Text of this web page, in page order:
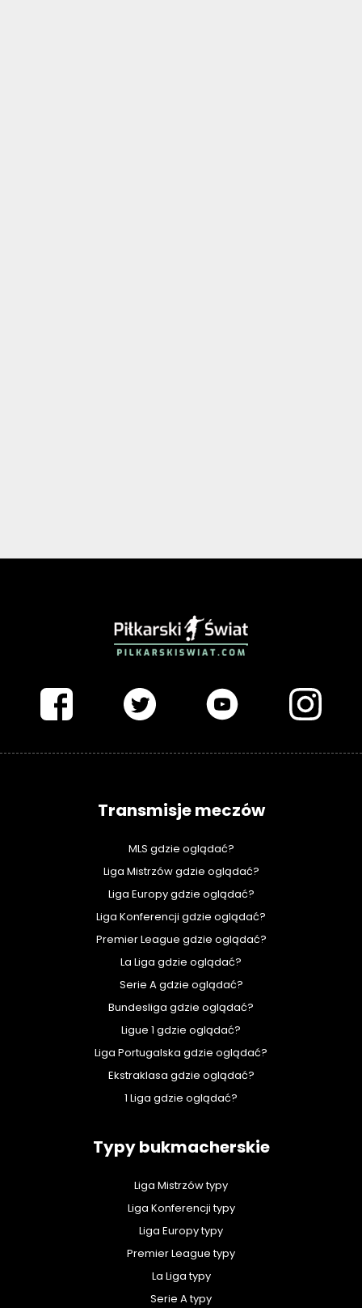
Transmisje meczów
MLS gdzie oglądać?
Liga Mistrzów gdzie oglądać?
Liga Europy gdzie oglądać?
Liga Konferencji gdzie oglądać?
Premier League gdzie oglądać?
La Liga gdzie oglądać?
Serie A gdzie oglądać?
Bundesliga gdzie oglądać?
Ligue 1 gdzie oglądać?
Liga Portugalska gdzie oglądać?
Ekstraklasa gdzie oglądać?
1 Liga gdzie oglądać?
Typy bukmacherskie
Liga Mistrzów typy
Liga Konferencji typy
Liga Europy typy
Premier League typy
La Liga typy
Serie A typy